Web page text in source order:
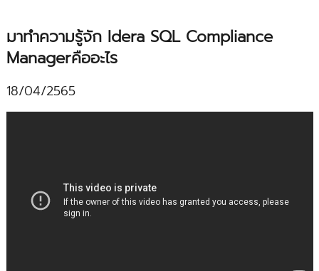
มาทำความรู้จัก Idera SQL Compliance
Managerคืออะไร
18/04/2565